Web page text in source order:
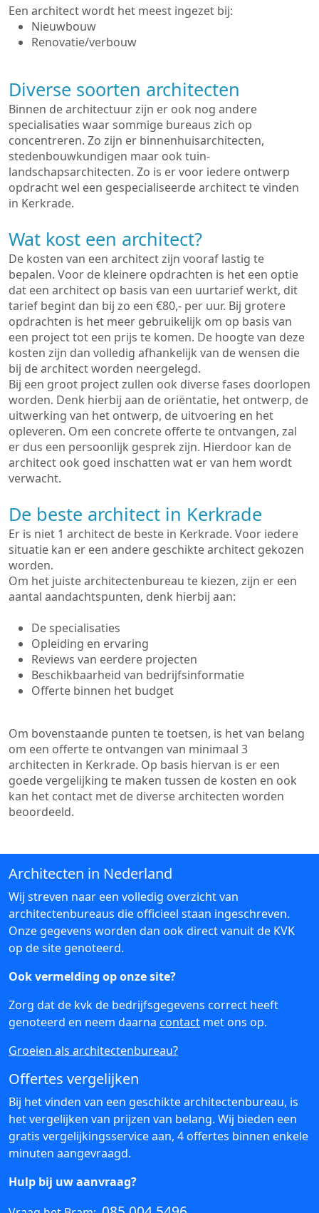
Een architect wordt het meest ingezet bij:
Nieuwbouw
Renovatie/verbouw
Diverse soorten architecten
Binnen de architectuur zijn er ook nog andere
specialisaties waar sommige bureaus zich op
concentreren. Zo zijn er binnenhuisarchitecten,
stedenbouwkundigen maar ook tuin-
landschapsarchitecten. Zo is er voor iedere ontwerp
opdracht wel een gespecialiseerde architect te vinden
in Kerkrade.
Wat kost een architect?
De kosten van een architect zijn vooraf lastig te
bepalen. Voor de kleinere opdrachten is het een optie
dat een architect op basis van een uurtarief werkt, dit
tarief begint dan bij zo een €80,- per uur. Bij grotere
opdrachten is het meer gebruikelijk om op basis van
een project tot een prijs te komen. De hoogte van deze
kosten zijn dan volledig afhankelijk van de wensen die
bij de architect worden neergelegd.
Bij een groot project zullen ook diverse fases doorlopen
worden. Denk hierbij aan de oriëntatie, het ontwerp, de
uitwerking van het ontwerp, de uitvoering en het
opleveren. Om een concrete offerte te ontvangen, zal
er dus een persoonlijk gesprek zijn. Hierdoor kan de
architect ook goed inschatten wat er van hem wordt
verwacht.
De beste architect in Kerkrade
Er is niet 1 architect de beste in Kerkrade. Voor iedere
situatie kan er een andere geschikte architect gekozen
worden.
Om het juiste architectenbureau te kiezen, zijn er een
aantal aandachtspunten, denk hierbij aan:
De specialisaties
Opleiding en ervaring
Reviews van eerdere projecten
Beschikbaarheid van bedrijfsinformatie
Offerte binnen het budget
Om bovenstaande punten te toetsen, is het van belang
om een offerte te ontvangen van minimaal 3
architecten in Kerkrade. Op basis hiervan is er een
goede vergelijking te maken tussen de kosten en ook
kan het contact met de diverse architecten worden
beoordeeld.
Architecten in Nederland
Wij streven naar een volledig overzicht van
architectenbureaus die officieel staan ingeschreven.
Onze gegevens worden dan ook direct vanuit de KVK
op de site genoteerd.
Ook vermelding op onze site?
Zorg dat de kvk de bedrijfsgegevens correct heeft
genoteerd en neem daarna contact met ons op.
Groeien als architectenbureau?
Offertes vergelijken
Bij het vinden van een geschikte architectenbureau, is
het vergelijken van prijzen van belang. Wij bieden een
gratis vergelijkingsservice aan, 4 offertes binnen enkele
minuten aangevraagd.
Hulp bij uw aanvraag?